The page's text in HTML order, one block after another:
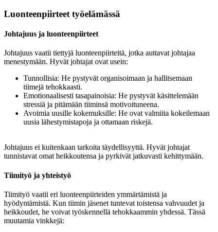
Luonteenpiirteet työelämässä
Johtajuus ja luonteenpiirteet
Johtajuus vaatii tiettyjä luonteenpiirteitä, jotka auttavat johtajaa
menestymään. Hyvät johtajat ovat usein:
Tunnollisia: He pystyvät organisoimaan ja hallitsemaan
tiimejä tehokkaasti.
Emotionaalisesti tasapainoisia: He pystyvät käsittelemään
stressiä ja pitämään tiiminsä motivoituneena.
Avoimia uusille kokemuksille: He ovat valmiita kokeilemaan
uusia lähestymistapoja ja ottamaan riskejä.
Johtajuus ei kuitenkaan tarkoita täydellisyyttä. Hyvät johtajat
tunnistavat omat heikkoutensa ja pyrkivät jatkuvasti kehittymään.
Tiimityö ja yhteistyö
Tiimityö vaatii eri luonteenpiirteiden ymmärtämistä ja
hyödyntämistä. Kun tiimin jäsenet tuntevat toistensa vahvuudet ja
heikkoudet, he voivat työskennellä tehokkaammin yhdessä. Tässä
muutamia vinkkejä: